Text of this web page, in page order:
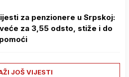
za penzionere u Srpskoj:
za 3,55 odsto, stiže i do
JOŠ VIJESTI